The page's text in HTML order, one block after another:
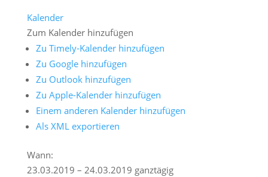
Kalender
Zum Kalender hinzufügen
Zu Timely-Kalender hinzufügen
Zu Google hinzufügen
Zu Outlook hinzufügen
Zu Apple-Kalender hinzufügen
Einem anderen Kalender hinzufügen
Als XML exportieren
Wann:
23.03.2019 – 24.03.2019 ganztägig